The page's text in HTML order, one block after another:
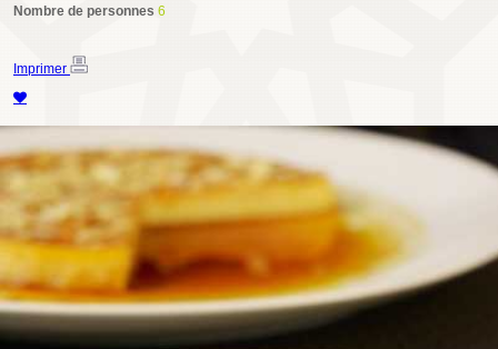
Nombre de personnes 6
Imprimer